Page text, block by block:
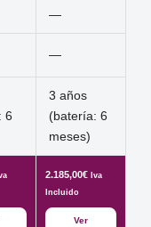
—
—
6
3 años
(batería: 6
meses)
2.185,00€ Iva
Incluido
Ver